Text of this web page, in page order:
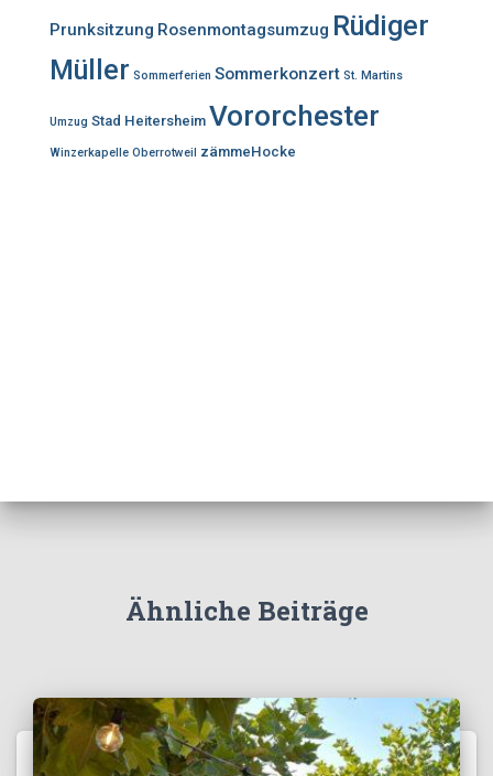
Prunksitzung Rosenmontagsumzug Rüdiger
Müller Sommerferien Sommerkonzert St. Martins
Umzug Stad Heitersheim Vororchester
Winzerkapelle Oberrotweil zämmeHocke
Ähnliche Beiträge